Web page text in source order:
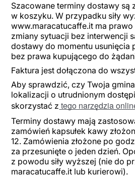
Szacowane terminy dostawy są
w koszyku. W przypadku siły
www.maracatucaffe.it ma
zmiany sytuacji bez interwencji
dostawy do momentu usunięcia
bez prawa kupującego do
Faktura jest dołączona do
Aby sprawdzić, czy Twoja
lokalizacji o utrudnionym
skorzystać z tego narzędzia
Terminy dostawy mają
zamówień kapsułek kawy
12. Zamówienia złożone po
za przesunięte o jeden dzień.
z powodu siły wyższej (nie do
maracatucaffe.it lub kurierowi).